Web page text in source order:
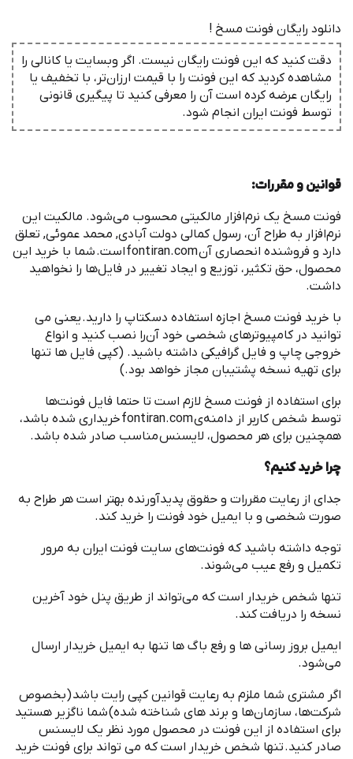
دانلود رایگان فونت مسخ !
دقت کنید که این فونت رایگان نیست. اگر وبسایت یا کانالی را
مشاهده کردید که این فونت را با قیمت ارزان‌تر، با تخفیف یا
رایگان عرضه کرده است آن را معرفی کنید تا پیگیری قانونی
توسط فونت ‌ایران انجام شود.
قوانین و مقررات:
‌فونت مسخ یک نرمافزار مالکیتی محسوب میشود. مالکیت این
نرمافزار به طراح آن، رسول کمالی دولت آبادی, محمد عموئی, تعلق
دارد و فروشنده انحصاری آنfontiran.comاست.شما با خرید این
محصول، حق تکثیر، توزیع و ایجاد تغییر در فایلها را نخواهید
داشت.
با خرید ‌فونت مسخ اجازه استفاده دسکتاپ را دارید.یعنی می
توانید در کامپیوترهای شخصی خود آنرا نصب کنید و انواع
خروجی چاپ و فایل گرافیکی داشته باشید. (کپی فایل ها تنها
برای تهیه نسخه پشتیبان مجاز خواهد بود.)
برای استفاده از ‌فونت مسخ لازم است تا حتما فایل فونتها
توسط شخص کاربر از دامنهیfontiran.comخریداری شده باشد،
همچنین برای هر محصول، لایسنس مناسب صادر شده باشد.
چرا خرید کنیم؟
جدای از رعایت مقررات و حقوق پدیدآورنده بهتر است هر طراح به
صورت شخصی و با ایمیل خود فونت را خرید کند.
توجه داشته باشید که فونتهای سایت فونت ایران به مرور
تکمیل و رفع عیب میشوند.
تنها شخص خریدار است که میتواند از طریق پنل خود آخرین
نسخه را دریافت کند.
ایمیل بروز رسانی ها و رفع باگ ها تنها به ایمیل خریدار ارسال
میشود.
اگر مشتری شما ملزم به رعایت قوانین کپی رایت باشد(بخصوص
شرکتها، سازمانها و برند های شناخته شده)شما ناگزیر هستید
برای استفاده از این فونت در محصول مورد نظر یک لایسنس
صادر کنید.تنها شخص خریدار است که می تواند برای فونت خرید